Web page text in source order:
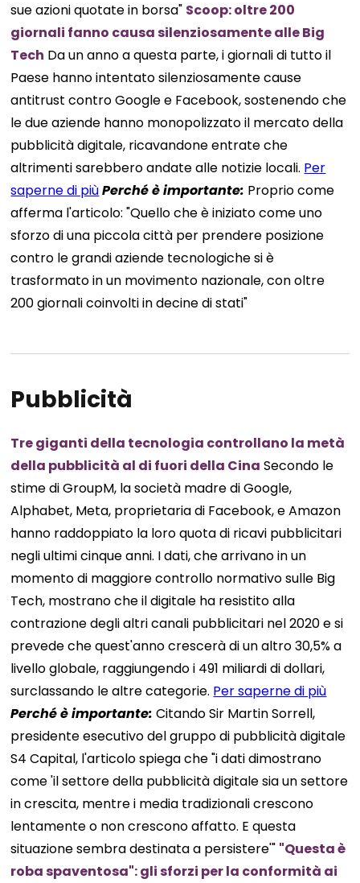
sue azioni quotate in borsa" Scoop: oltre 200
giornali fanno causa silenziosamente alle Big
Tech Da un anno a questa parte, i giornali di tutto il
Paese hanno intentato silenziosamente cause
antitrust contro Google e Facebook, sostenendo che
le due aziende hanno monopolizzato il mercato della
pubblicità digitale, ricavandone entrate che
altrimenti sarebbero andate alle notizie locali. Per
saperne di piùPerché è importante: Proprio come
afferma l'articolo: "Quello che è iniziato come uno
sforzo di una piccola città per prendere posizione
contro le grandi aziende tecnologiche si è
trasformato in un movimento nazionale, con oltre
200 giornali coinvolti in decine di stati"
Pubblicità
Tre giganti della tecnologia controllano la metà
della pubblicità al di fuori della Cina Secondo le
stime di GroupM, la società madre di Google,
Alphabet, Meta, proprietaria di Facebook, e Amazon
hanno raddoppiato la loro quota di ricavi pubblicitari
negli ultimi cinque anni. I dati, che arrivano in un
momento di maggiore controllo normativo sulle Big
Tech, mostrano che il digitale ha resistito alla
contrazione degli altri canali pubblicitari nel 2020 e si
prevede che quest'anno crescerà di un altro 30,5% a
livello globale, raggiungendo i 491 miliardi di dollari,
surclassando le altre categorie. Per saperne di più
Perché èimportante: Citando Sir Martin Sorrell,
presidente esecutivo del gruppo di pubblicità digitale
S4 Capital, l'articolo spiega che "i dati dimostrano
come 'il settore della pubblicità digitale sia un settore
in crescita, mentre i media tradizionali crescono
lentamente o non crescono affatto. E questa
situazione sembra destinata a persistere'" "Questa è
roba spaventosa": gli sforzi per la conformità ai